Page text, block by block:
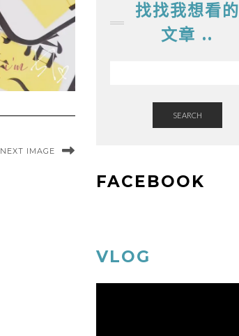
NEXT IMAGE
找找我想看的
文章 ..
SEARCH
FACEBOOK
VLOG